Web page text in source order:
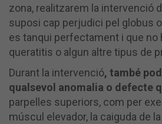
zona, realitzarem la intervenció
suposi cap perjudici pel globus
es tanqui perfectament i que no
queratitis o algun altre tipus de
Durant la intervenció, també
qualsevol anomalia o defecte
parpelles superiors, com per
múscul elevador, la caiguda de